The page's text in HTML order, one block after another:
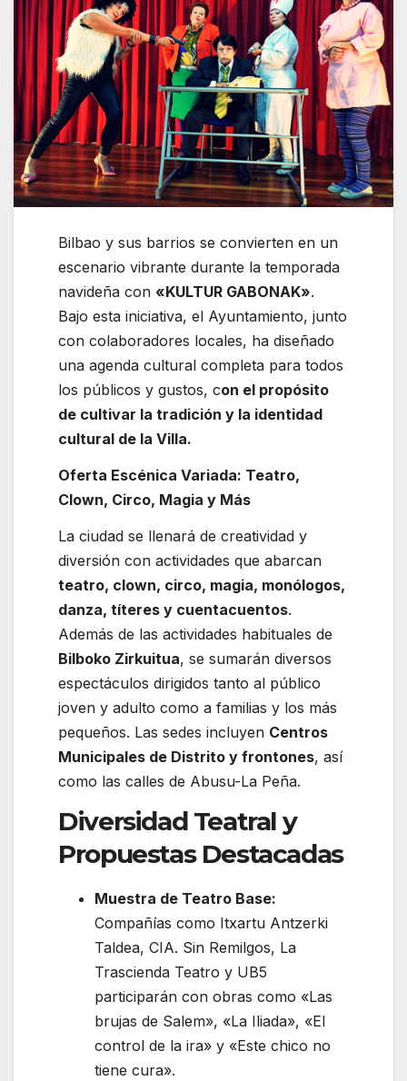
Bilbao y sus barrios se convierten en un
escenario vibrante durante la temporada
navideña con «KULTUR GABONAK».
Bajo esta iniciativa, el Ayuntamiento, junto
con colaboradores locales, ha diseñado
una agenda cultural completa para todos
los públicos y gustos, con el propósito
de cultivar la tradición y la identidad
cultural de la Villa.
Oferta Escénica Variada: Teatro,
Clown, Circo, Magia y Más
La ciudad se llenará de creatividad y
diversión con actividades que abarcan
teatro, clown, circo, magia, monólogos,
danza, títeres y cuentacuentos.
Además de las actividades habituales de
Bilboko Zirkuitua, se sumarán diversos
espectáculos dirigidos tanto al público
joven y adulto como a familias y los más
pequeños. Las sedes incluyen Centros
Municipales de Distrito y frontones, así
como las calles de Abusu-La Peña.
Diversidad Teatral y
Propuestas Destacadas
Muestra de Teatro Base:
Compañías como Itxartu Antzerki
Taldea, CIA. Sin Remilgos, La
Trascienda Teatro y UB5
participarán con obras como «Las
brujas de Salem», «La Iliada», «El
control de la ira» y «Este chico no
tiene cura».